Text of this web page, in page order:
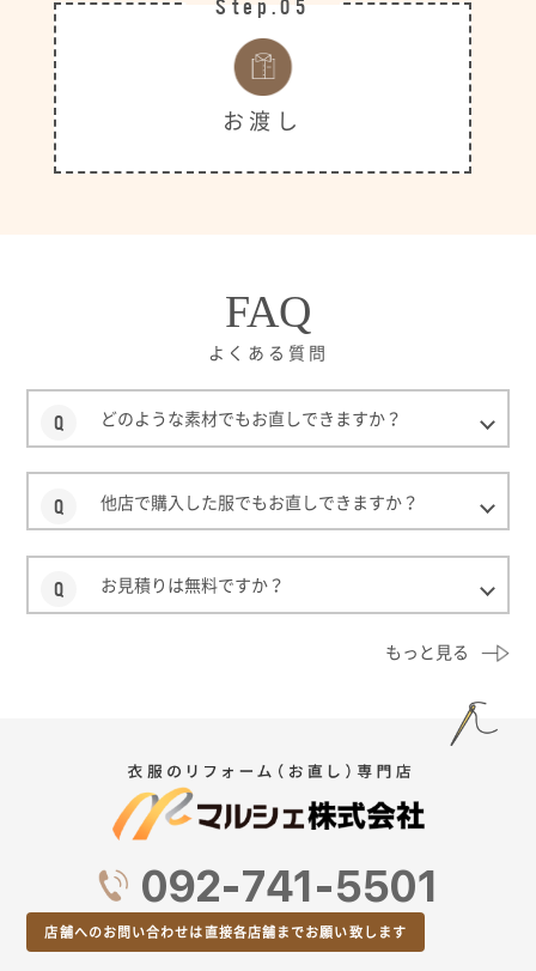
お渡し
FAQ
よくある質問
どのような素材でもお直しできますか？
他店で購入した服でもお直しできますか？
お見積りは無料ですか？
もっと見る
092-741-5501
店舗へのお問い合わせは直接各店舗までお願い致します